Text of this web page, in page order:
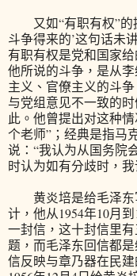
又如“有职有权”的
斗争得来的’这句话未
有职有权是党和国家
他所说的斗争，是从
主义、官僚主义的斗
与党组意见不一致的
此。他曾提出对这种
个老师”；经典是指马
说：“我认为从国务院
时认为如有分歧时，
黄炎培是给毛泽东
计，他从1954年10月
一封信，这十封信里
题，而毛泽东回信都
信反映与章乃器在民